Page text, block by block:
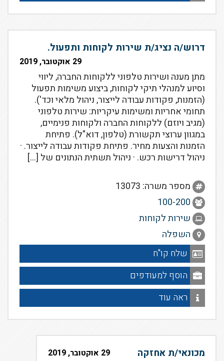
דרוש/ה נציג/ת שירות לקוחות ותפעול.
29 אוקטובר, 2019
מתן מענה ושירות טלפוני ללקוחות החברה, ליווי
וסיוע למנהלי תיקי לקוחות, ביצוע משימות תפעול
(הזמנות, פקודות עבודה לייצור, ניהול מלאי וכד').
תחומי אחריות ומשימות עיקריות: שירות טלפוני
(מגיב ויוזם) ללקוחות החברה ולקוחות פנימיים,
במגוון ערוצי תקשורת (טלפון, דוא"ל). פתיחת
הזמנות והצעות מחיר. פתיחת פקודות עבודה לייצור. ·
ניהול דרישות רכש. · ניהול תשתית הנתונים של […]
מספר משרה: 13073
100-200
שירות לקוחות
השפלה
שלח קו"ח
הוסף למעודפים
ראה עוד
מכונאי/ת אחזקה 29 אוקטובר, 2019